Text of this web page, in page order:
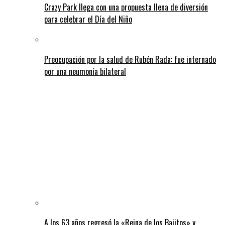
Crazy Park llega con una propuesta llena de diversión
para celebrar el Día del Niño
Preocupación por la salud de Rubén Rada: fue internado
por una neumonía bilateral
A los 63 años regresó la «Reina de los Bajitos» y